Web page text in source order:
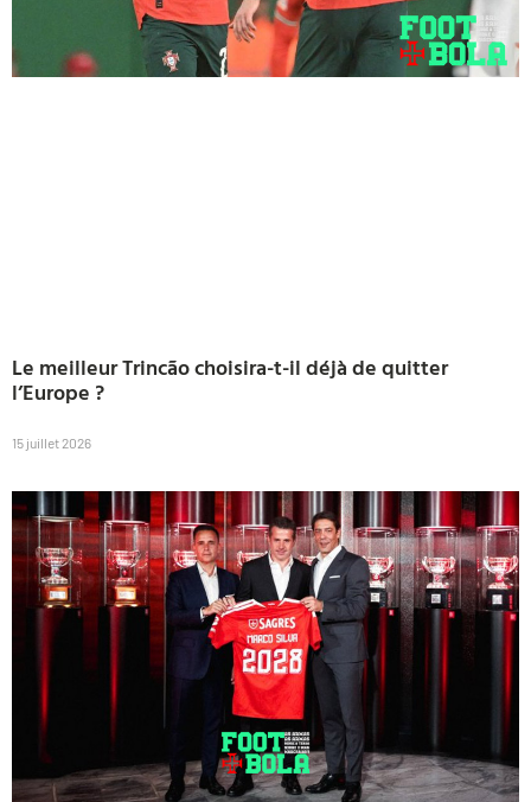
Le meilleur Trincão choisira-t-il déjà de quitter
l’Europe ?
15 juillet 2026